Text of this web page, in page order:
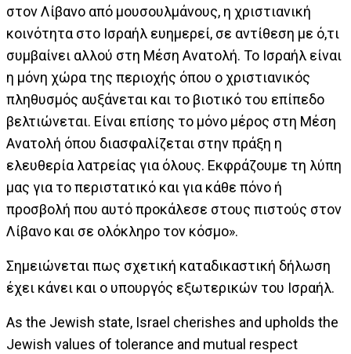
στον Λίβανο από μουσουλμάνους, η χριστιανική
κοινότητα στο Ισραήλ ευημερεί, σε αντίθεση με ό,τι
συμβαίνει αλλού στη Μέση Ανατολή. Το Ισραήλ είναι
η μόνη χώρα της περιοχής όπου ο χριστιανικός
πληθυσμός αυξάνεται και το βιοτικό του επίπεδο
βελτιώνεται. Είναι επίσης το μόνο μέρος στη Μέση
Ανατολή όπου διασφαλίζεται στην πράξη η
ελευθερία λατρείας για όλους. Εκφράζουμε τη λύπη
μας για το περιστατικό και για κάθε πόνο ή
προσβολή που αυτό προκάλεσε στους πιστούς στον
Λίβανο και σε ολόκληρο τον κόσμο».
Σημειώνεται πως σχετική καταδικαστική δήλωση
έχει κάνει και ο υπουργός εξωτερικών του Ισραήλ.
As the Jewish state, Israel cherishes and upholds the
Jewish values of tolerance and mutual respect